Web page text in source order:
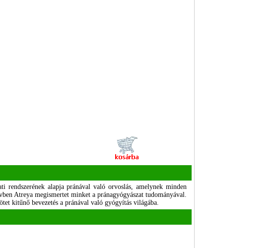
rendszerének alapja pránával való orvoslás, amelynek minden
Atreya megismertet minket a pránagyógyászat tudományával.
kitűnő bevezetés a pránával való gyógyítás világába.